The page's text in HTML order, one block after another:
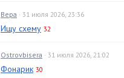
Вера · 31 июля 2026, 23:36
Ищу схему 32
Ostrovbisera · 31 июля 2026, 21:02
Фонарик 30